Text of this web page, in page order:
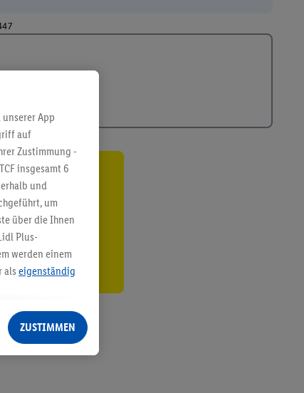
App
auf
Zustimmung -
insgesamt 6
und
um
über die Ihnen
Plus-
werden einem
als eigenständig
Dienste, Ihr
sowie Ihre
Speichern von
ZUSTIMMEN